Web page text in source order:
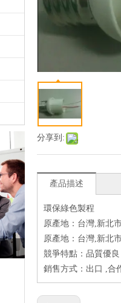
分享到:
產品描述
環保綠色製程
原產地：台灣,新北
原產地：台灣,新北
競爭特點：品質優
銷售方式：出口 ,合